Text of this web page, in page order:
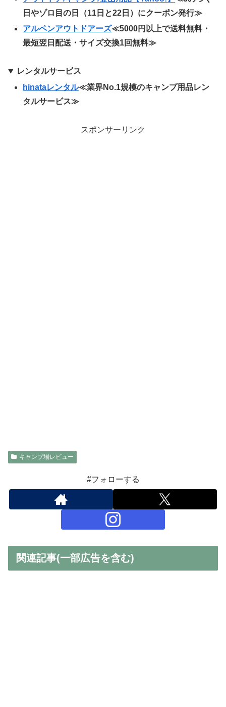
日やゾロ目の日（11日と22日）にクーポン発行≫
アルペンアウトドアーズ≪5000円以上で送料無料・
最短翌日配送・サイズ交換1回無料≫
レンタルサービス
hinataレンタル≪業界No.1規模のキャンプ用品レン
タルサービス≫
スポンサーリンク
キャンプ場レビュー
#フォローする
関連記事(一部広告を含む)